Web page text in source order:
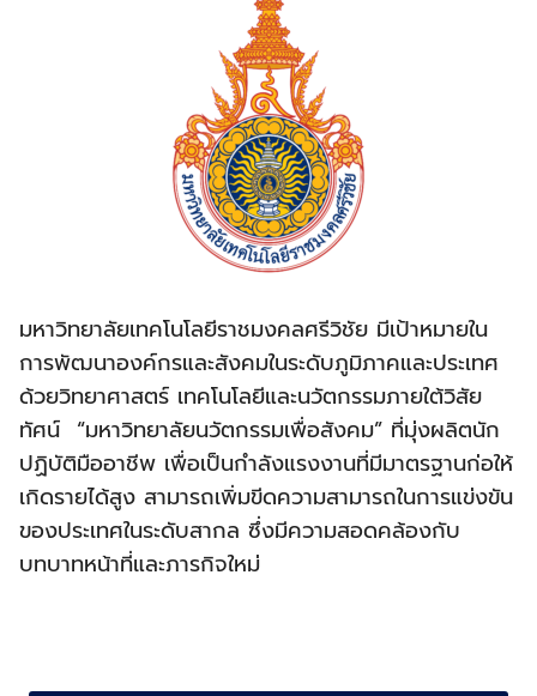
มหาวิทยาลัยเทคโนโลยีราชมงคลศรีวิชัย มีเป้าหมายใน
การพัฒนาองค์กรและสังคมในระดับภูมิภาคและประเทศ
ด้วยวิทยาศาสตร์ เทคโนโลยีและนวัตกรรมภายใต้วิสัย
ทัศน์ “มหาวิทยาลัยนวัตกรรมเพื่อสังคม” ที่มุ่งผลิตนัก
ปฏิบัติมืออาชีพ เพื่อเป็นกำลังแรงงานที่มีมาตรฐานก่อให้
เกิดรายได้สูง สามารถเพิ่มขีดความสามารถในการแข่งขัน
ของประเทศในระดับสากล ซึ่งมีความสอดคล้องกับ
บทบาทหน้าที่และภารกิจใหม่